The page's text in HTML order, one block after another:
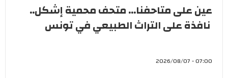
عين على متاحفنا... متحف محمية إشكل..
نافذة على التراث الطبيعي في تونس
07:00 - 2026/08/07